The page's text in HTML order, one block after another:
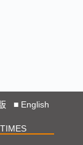
■ English